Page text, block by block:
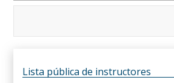
Lista pública de instructores